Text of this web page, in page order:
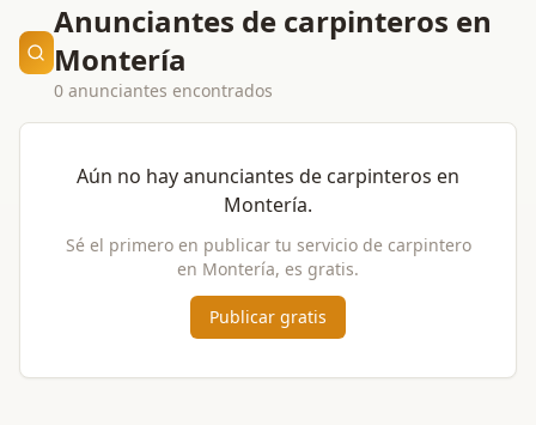
Anunciantes de carpinteros en
Montería
0 anunciantes encontrados
Aún no hay anunciantes de carpinteros en
Montería.
Sé el primero en publicar tu servicio de carpintero
en Montería, es gratis.
Publicar gratis